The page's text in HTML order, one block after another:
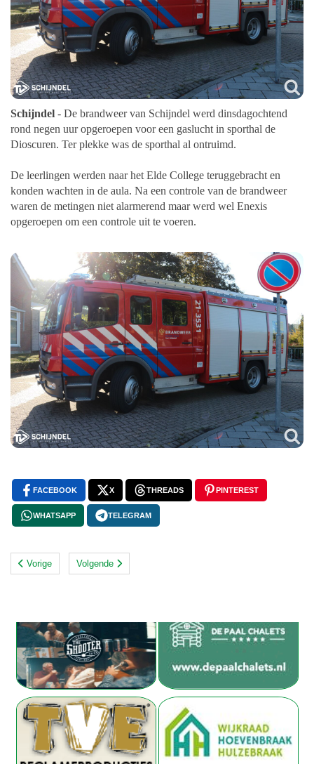
Schijndel - De brandweer van Schijndel werd dinsdagochtend
rond negen uur opgeroepen voor een gaslucht in sporthal de
Dioscuren. Ter plekke was de sporthal al ontruimd.
De leerlingen werden naar het Elde College teruggebracht en
konden wachten in de aula. Na een controle van de brandweer
waren de metingen niet alarmerend maar werd wel Enexis
opgeroepen om een controle uit te voeren.
FACEBOOK X THREADS PINTEREST
WHATSAPP TELEGRAM
Vorige Volgende